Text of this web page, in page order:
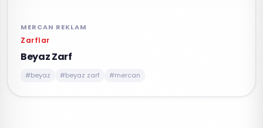
MERCAN REKLAM
Zarflar
Beyaz Zarf
#beyaz #beyaz zarf #mercan